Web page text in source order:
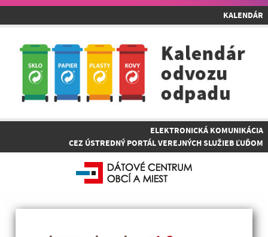
KALENDÁR
ELEKTRONICKÁ KOMUNIKÁCIA
CEZ ÚSTREDNÝ PORTÁL VEREJNÝCH SLUŽIEB ĽUĎOM